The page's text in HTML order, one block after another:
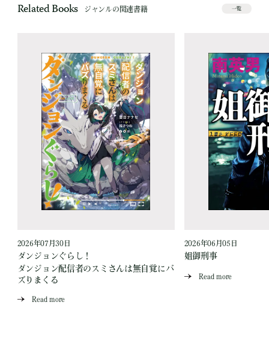
Related Books ジャンルの関連書籍 一覧
2026年07月30日
ダンジョンぐらし！
ダンジョン配信者のスミさんは無自覚にバ
ズりまくる
Read more
2026年06月05日
姐御刑事
Read more